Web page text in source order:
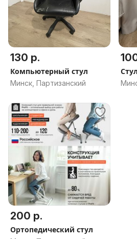
130 р.
Компьютерный стул
Минск, Партизанский
200 р.
Ортопедический стул